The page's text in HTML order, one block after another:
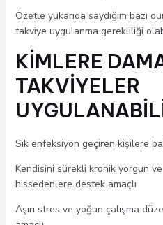
Özetle yukarıda saydığım bazı
takviye uygulanma gerekliliği
KİMLERE
TAKVİYELER
Sık enfeksiyon geçiren kişilere
Kendisini sürekli kronik yorgun
hissedenlere destek amaçlı
Aşırı stres ve yoğun çalışma